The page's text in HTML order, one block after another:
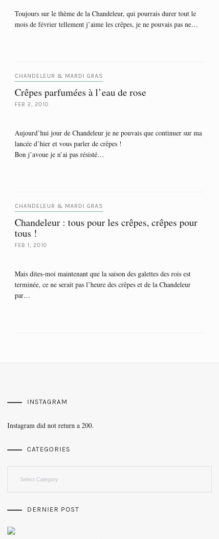
Toujours sur le thème de la Chandeleur, qui pourrais durer tout le
mois de février tellement j’aime les crêpes, je ne pouvais pas ne…
CHANDELEUR & MARDI GRAS
Crêpes parfumées à l’eau de rose
FEB 2, 2010
Aujourd’hui jour de Chandeleur je ne pouvais que continuer sur ma
lancée d’hier et vous parler de crêpes !
Bon j’avoue je n’ai pas résisté…
CHANDELEUR & MARDI GRAS
Chandeleur : tous pour les crêpes, crêpes pour
tous !
FEB 1, 2010
Mais dites-moi maintenant que la saison des galettes des rois est
terminée, ce ne serait pas l’heure des crêpes et de la Chandeleur
par…
INSTAGRAM
Instagram did not return a 200.
CATEGORIES
DERNIER POST